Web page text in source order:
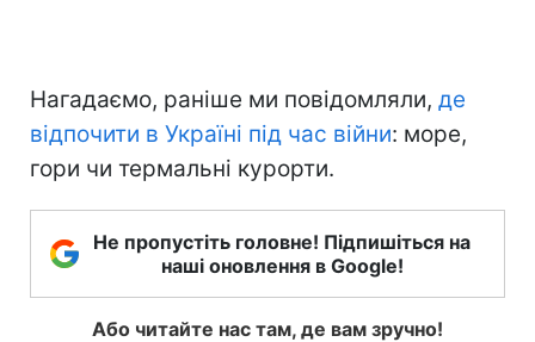
Нагадаємо, раніше ми повідомляли, де
відпочити в Україні під час війни: море,
гори чи термальні курорти.
Не пропустіть головне! Підпишіться на
наші оновлення в Google!
Або читайте нас там, де вам зручно!